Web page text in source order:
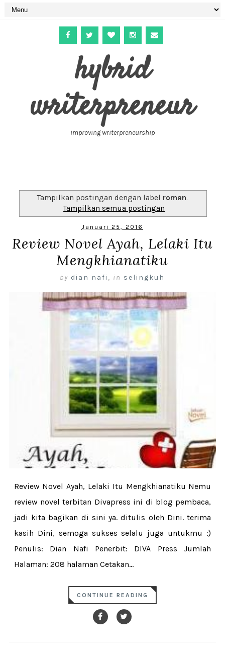
hybrid
writerpreneur
improving writerpreneurship
Tampilkan postingan dengan label roman.
Tampilkan semua postingan
Januari 25, 2016
Review Novel Ayah, Lelaki Itu
Mengkhianatiku
by dian nafi , in selingkuh
Review Novel Ayah, Lelaki Itu Mengkhianatiku Nemu
review novel terbitan Divapress ini di blog pembaca,
jadi kita bagikan di sini ya. ditulis oleh Dini. terima
kasih Dini, semoga sukses selalu juga untukmu :)
Penulis: Dian Nafi Penerbit: DIVA Press Jumlah
Halaman: 208 halaman Cetakan...
CONTINUE READING